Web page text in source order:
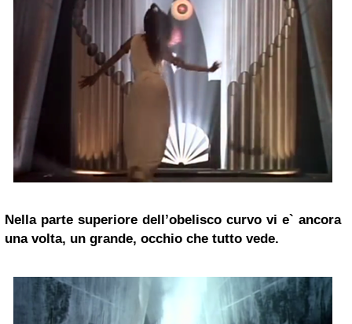
Nella parte superiore dell’obelisco curvo vi e` ancora
una volta, un grande, occhio che tutto vede.